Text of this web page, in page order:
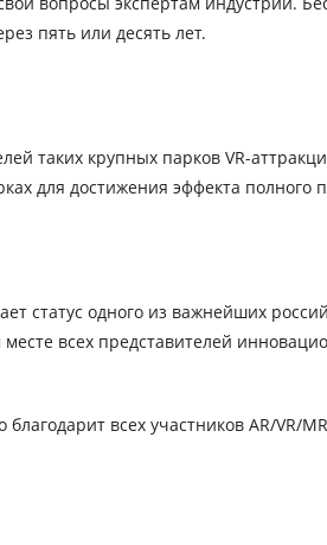
пять или десять лет.
таких крупных парков VR-
для достижения эффекта
статус одного из важнейших
всех представителей
всех участников AR/